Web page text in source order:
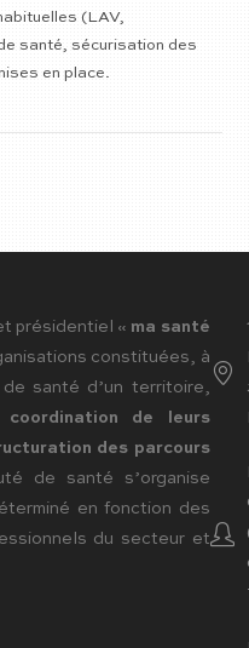
(LAV,
santé, sécurisation des
en place.
présidentiel « ma santé
constituées, à
santé d’un territoire,
coordination de leurs
des parcours
de santé s’organise
en fonction des
du secteur et